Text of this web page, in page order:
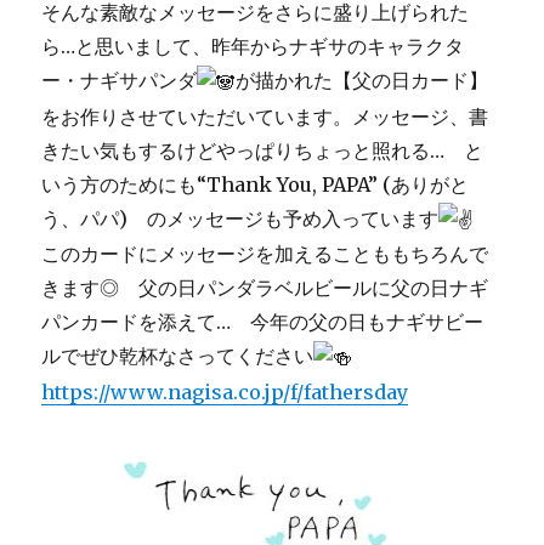
そんな素敵なメッセージをさらに盛り上げられた
ら…と思いまして、昨年からナギサのキャラクタ
ー・ナギサパンダ
が描かれた【父の日カード】
をお作りさせていただいています。メッセージ、書
きたい気もするけどやっぱりちょっと照れる… と
いう方のためにも“Thank You, PAPA” (ありがと
う、パパ) のメッセージも予め入っています
このカードにメッセージを加えることももちろんで
きます◎ 父の日パンダラベルビールに父の日ナギ
パンカードを添えて… 今年の父の日もナギサビー
ルでぜひ乾杯なさってください
https://www.nagisa.co.jp/f/fathersday